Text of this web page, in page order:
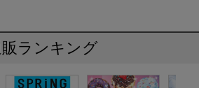
ランキング